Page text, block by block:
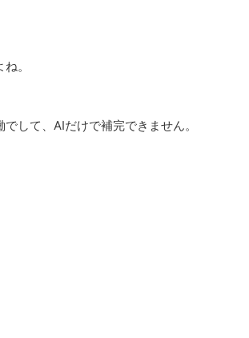
。
して、AIだけで補完できません。